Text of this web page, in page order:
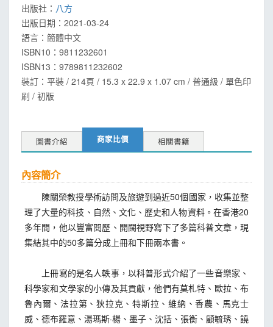
出版社： 八方
出版日期： 2021-03-24
語言： 簡體中文
ISBN10：9811232601
ISBN13： 9789811232602
裝訂：平裝 / 214頁 / 15.3 x 22.9 x 1.07 cm / 普通級 / 單色印
刷 / 初版
圖書介紹 商家比價 相關書籍
內容簡介
陳關榮教授學術訪問及旅遊到過近50個國家，收集並整
理了大量的科技、自然、文化、歷史和人物資料。在香港20
多年間，他以豐富閱歷、開闊視野寫下了多篇科普文章，現
集結其中的50多篇分成上冊和下冊兩本書。
上冊寫的是名人軼事，以科普形式介紹了一些音樂家、
科學家和文學家的小傳及其貢獻，他們有莫札特、歐拉、布
魯內爾、法拉第、狄拉克、特斯拉、維納、香農、馬克士
威、德布羅意、湯瑪斯·楊、墨子、沈括、張衡、顧毓琇、饒